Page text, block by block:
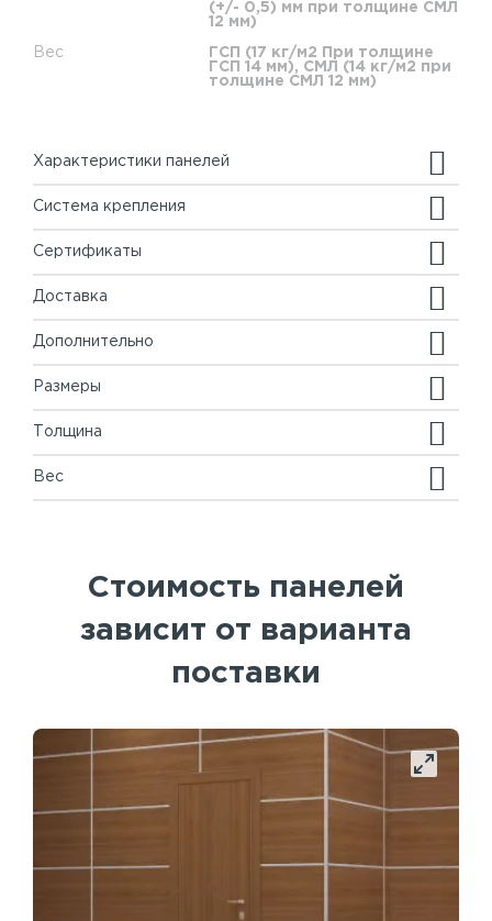
(+/- 0,5) мм при толщине СМЛ
12 мм)
Вес
ГСП (17 кг/м2 При толщине
ГСП 14 мм), СМЛ (14 кг/м2 при
толщине СМЛ 12 мм)
Характеристики панелей
Система крепления
Сертификаты
Доставка
Дополнительно
Размеры
Толщина
Вес
Стоимость панелей
зависит от варианта
поставки